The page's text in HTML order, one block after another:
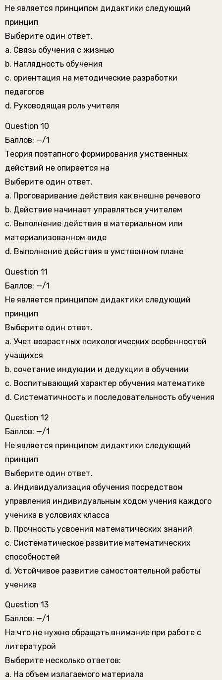
Не является принципом дидактики следующий
принцип
Выберите один ответ.
a. Связь обучения с жизнью
b. Наглядность обучения
c. ориентация на методические разработки
педагогов
d. Руководящая роль учителя
Question 10
Баллов: —/1
Теория поэтапного формирования умственных
действий не опирается на
Выберите один ответ.
a. Проговаривание действия как внешне речевого
b. Действие начинает управляться учителем
c. Выполнение действия в материальном или
материализованном виде
d. Выполнение действия в умственном плане
Question 11
Баллов: —/1
Не является принципом дидактики следующий
принцип
Выберите один ответ.
a. Учет возрастных психологических особенностей
учащихся
b. сочетание индукции и дедукции в обучении
c. Воспитывающий характер обучения математике
d. Систематичность и последовательность обучения
Question 12
Баллов: —/1
Не является принципом дидактики следующий
принцип
Выберите один ответ.
a. Индивидуализация обучения посредством
управления индивидуальным ходом учения каждого
ученика в условиях класса
b. Прочность усвоения математических знаний
c. Систематическое развитие математических
способностей
d. Устойчивое развитие самостоятельной работы
ученика
Question 13
Баллов: —/1
На что не нужно обращать внимание при работе с
литературой
Выберите несколько ответов:
a. На объем излагаемого материала